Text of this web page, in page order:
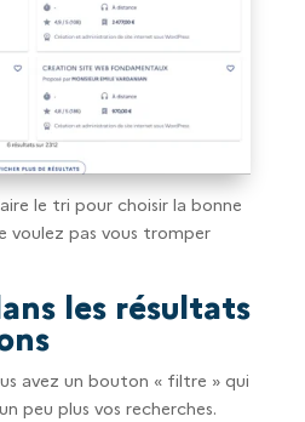
le tri pour choisir la bonne
voulez pas vous tromper
les résultats
avez un bouton « filtre » qui
peu plus vos recherches.